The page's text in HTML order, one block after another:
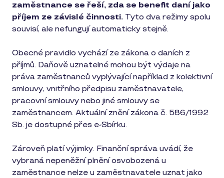
zaměstnance se řeší, zda se benefit daní jako
příjem ze závislé činnosti. Tyto dva režimy spolu
souvisí, ale nefungují automaticky stejně.
Obecné pravidlo vychází ze zákona o daních z
příjmů. Daňově uznatelné mohou být výdaje na
práva zaměstnanců vyplývající například z kolektivní
smlouvy, vnitřního předpisu zaměstnavatele,
pracovní smlouvy nebo jiné smlouvy se
zaměstnancem. Aktuální znění zákona č. 586/1992
Sb. je dostupné přes e-Sbírku.
Zároveň platí výjimky. Finanční správa uvádí, že
vybraná nepeněžní plnění osvobozená u
zaměstnance nelze u zaměstnavatele uznat jako